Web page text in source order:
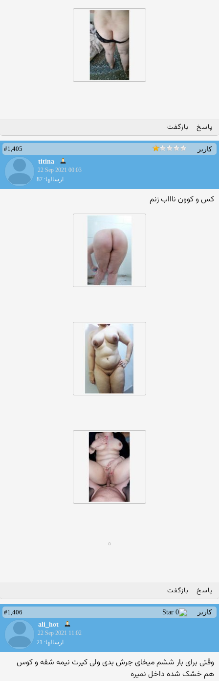
پاسخ بازگفت
کاربر
#1,405
titina
22 Sep 2021 00:03
ارسالها: 87
کس و کوون ناااب زنم
پاسخ بازگفت
کاربر
#1,406
ali_hot
22 Sep 2021 11:02
ارسالها: 21
وقتی برای بار ششم میخای جرش بدی ولی کیرت نیمه شقه و کوس
هم خشک شده داخل نمیره